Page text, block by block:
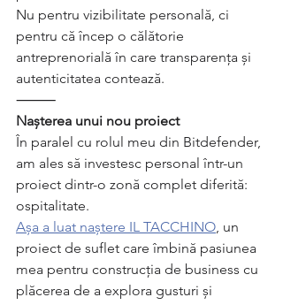
Nu pentru vizibilitate personală, ci
pentru că încep o călătorie
antreprenorială în care transparența și
autenticitatea contează.
⸻
Nașterea unui nou proiect
În paralel cu rolul meu din Bitdefender,
am ales să investesc personal într-un
proiect dintr-o zonă complet diferită:
ospitalitate.
Așa a luat naștere IL TACCHINO, un
proiect de suflet care îmbină pasiunea
mea pentru construcția de business cu
plăcerea de a explora gusturi și